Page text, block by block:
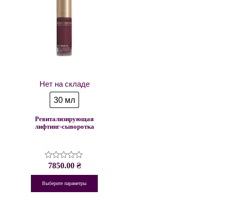
Нет на складе
30 мл
Ревитализирующая
лифтинг-сыворотка
Оценка
5
7850.00 ₴
Выберите параметры